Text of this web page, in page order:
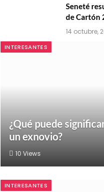
Seneté
de Cartón
14 octubre,
INTERESANTES
¿Qué puede
un exnovio?
10 Views
INTERESANTES